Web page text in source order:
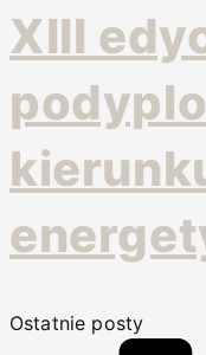
XIII
Ostatnie posty